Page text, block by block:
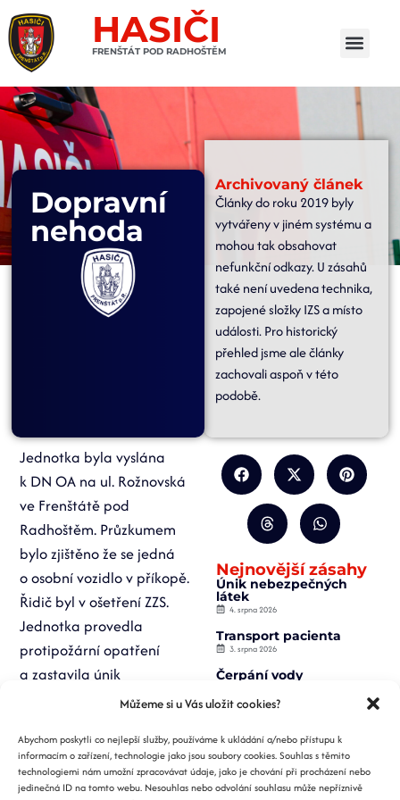
Můžeme si u Vás uložit cookies?
Abychom poskytli co nejlepší služby, používáme k ukládání a/nebo přístupu k
informacím o zařízení, technologie jako jsou soubory cookies. Souhlas s těmito
technologiemi nám umožní zpracovávat údaje, jako je chování při procházení nebo
jedinečná ID na tomto webu. Nesouhlas nebo odvolání souhlasu může nepříznivě
HASIČI
FRENŠTÁT POD RADHOŠTĚM
Dopravní
nehoda
Archivovaný článek
Články do roku 2019 byly
vytvářeny v jiném systému a
mohou tak obsahovat
nefunkční odkazy. U zásahů
také není uvedena technika,
zapojené složky IZS a místo
události. Pro historický
přehled jsme ale články
zachovali aspoň v této
podobě.
Jednotka byla vyslána
k DN OA na ul. Rožnovská
ve Frenštátě pod
Radhoštěm. Průzkumem
bylo zjištěno že se jedná
o osobní vozidlo v příkopě.
Řidič byl v ošetření ZZS.
Jednotka provedla
protipožární opatření
a zastavila únik
provozních kapalin.
Nejnovější zásahy
Únik nebezpečných
látek
4. srpna 2026
Transport pacienta
3. srpna 2026
Čerpání vody
Záchrana osoby z
2. srpna 2026
Požár nízké budovy
1. srpna 2026